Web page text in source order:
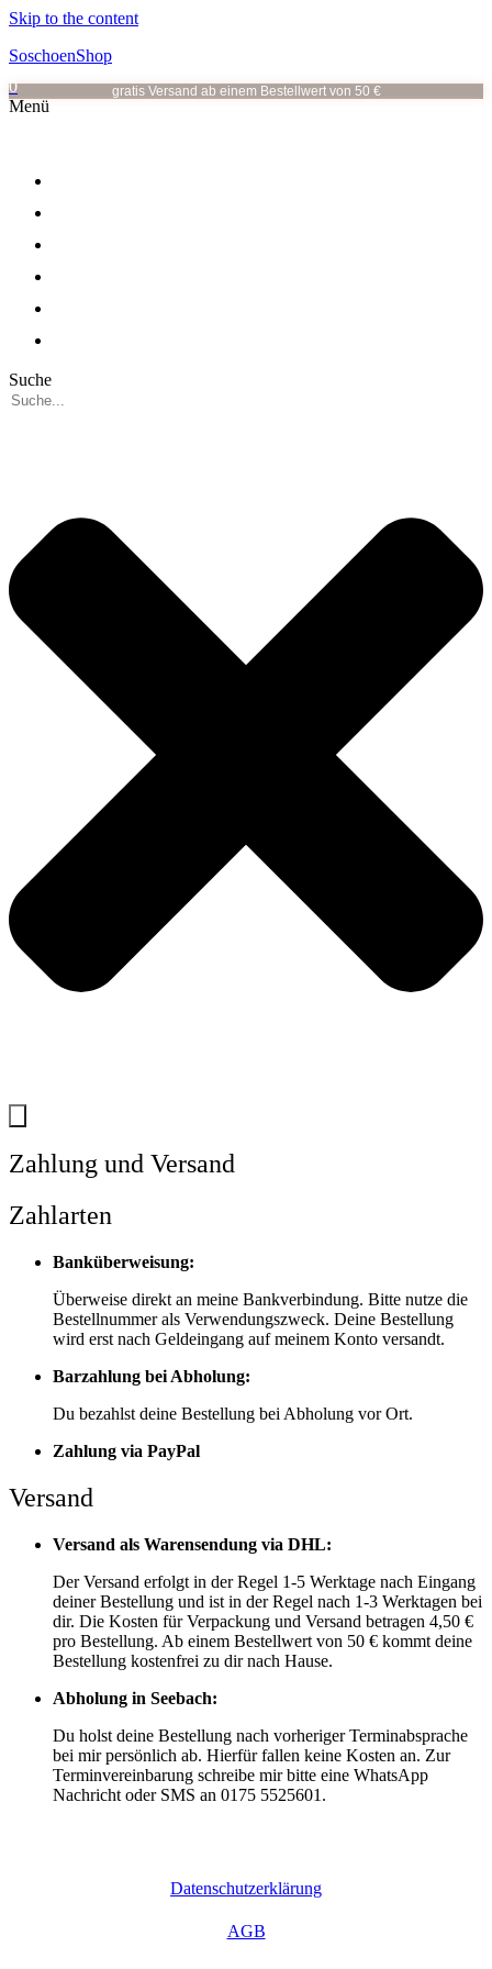
Skip to the content
SoschoenShop
gratis Versand ab einem Bestellwert von 50 €
0
Menü
Suche
Zahlung und Versand
Zahlarten
Banküberweisung:
Überweise direkt an meine Bankverbindung. Bitte nutze die
Bestellnummer als Verwendungszweck. Deine Bestellung
wird erst nach Geldeingang auf meinem Konto versandt.
Barzahlung bei Abholung:
Du bezahlst deine Bestellung bei Abholung vor Ort.
Zahlung via PayPal
Versand
Versand als Warensendung via DHL:
Der Versand erfolgt in der Regel 1-5 Werktage nach Eingang
deiner Bestellung und ist in der Regel nach 1-3 Werktagen bei
dir. Die Kosten für Verpackung und Versand betragen 4,50 €
pro Bestellung. Ab einem Bestellwert von 50 € kommt deine
Bestellung kostenfrei zu dir nach Hause.
Abholung in Seebach:
Du holst deine Bestellung nach vorheriger Terminabsprache
bei mir persönlich ab. Hierfür fallen keine Kosten an. Zur
Terminvereinbarung schreibe mir bitte eine WhatsApp
Nachricht oder SMS an 0175 5525601.
Datenschutzerklärung
AGB